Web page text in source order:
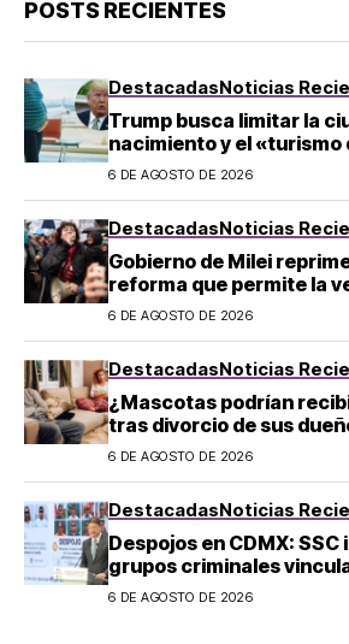
POSTS RECIENTES
DestacadasNoticias
Trump busca limitar la
nacimiento y el «turismo
¿a quién afecta?
6 DE AGOSTO DE 2026
DestacadasNoticias
Gobierno de Milei
reforma que permite la
extranjeros en Argentina
6 DE AGOSTO DE 2026
DestacadasNoticias
¿Mascotas podrían
tras divorcio de sus
6 DE AGOSTO DE 2026
DestacadasNoticias
Despojos en CDMX:
grupos criminales
6 DE AGOSTO DE 2026